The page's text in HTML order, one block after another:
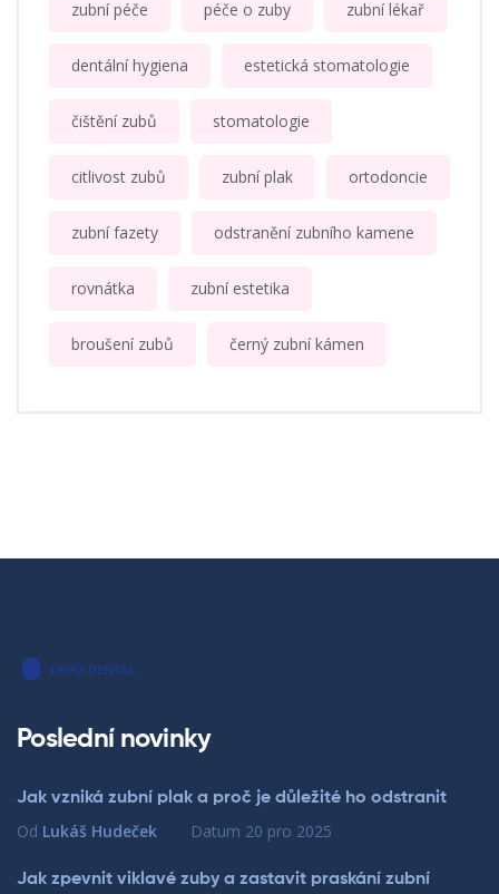
zubní péče péče o zuby zubní lékař
dentální hygiena estetická stomatologie
čištění zubů stomatologie
citlivost zubů zubní plak ortodoncie
zubní fazety odstranění zubního kamene
rovnátka zubní estetika
broušení zubů černý zubní kámen
Poslední novinky
Jak vzniká zubní plak a proč je důležité ho odstranit
Od Lukáš Hudeček Datum 20 pro 2025
Jak zpevnit viklavé zuby a zastavit praskání zubní